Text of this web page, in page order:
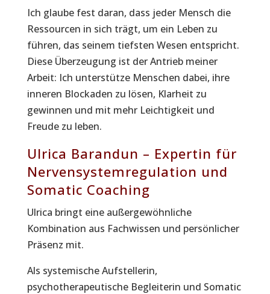
Ich glaube fest daran, dass jeder Mensch die
Ressourcen in sich trägt, um ein Leben zu
führen, das seinem tiefsten Wesen entspricht.
Diese Überzeugung ist der Antrieb meiner
Arbeit: Ich unterstütze Menschen dabei, ihre
inneren Blockaden zu lösen, Klarheit zu
gewinnen und mit mehr Leichtigkeit und
Freude zu leben.
Ulrica Barandun – Expertin für
Nervensystemregulation und
Somatic Coaching
Ulrica bringt eine außergewöhnliche
Kombination aus Fachwissen und persönlicher
Präsenz mit.
Als systemische Aufstellerin,
psychotherapeutische Begleiterin und Somatic